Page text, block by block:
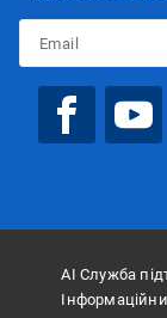
АІ Служба